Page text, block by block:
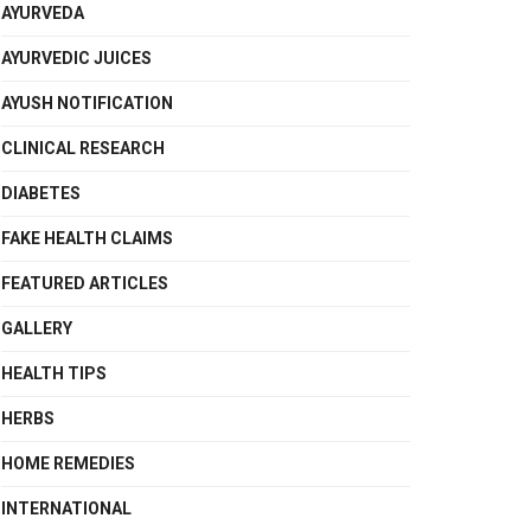
AYURVEDA
AYURVEDIC JUICES
AYUSH NOTIFICATION
CLINICAL RESEARCH
DIABETES
FAKE HEALTH CLAIMS
FEATURED ARTICLES
GALLERY
HEALTH TIPS
HERBS
HOME REMEDIES
INTERNATIONAL